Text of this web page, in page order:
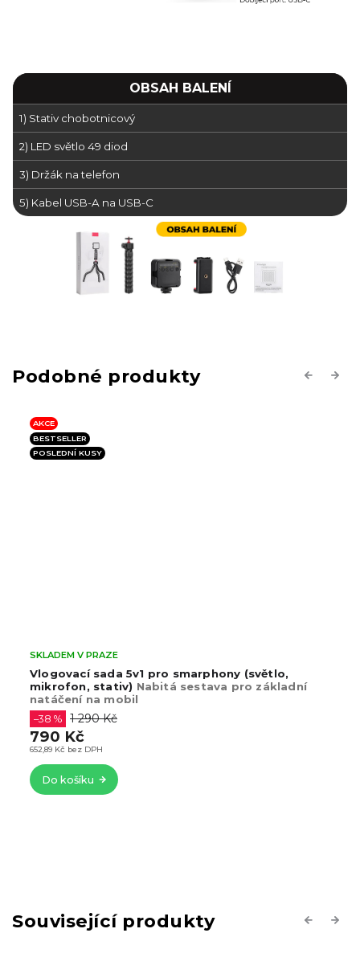
OBSAH BALENÍ
1) Stativ chobotnicový
2) LED světlo 49 diod
3) Držák na telefon
5) Kabel USB-A na USB-C
Previous
AKCE
BESTSELLER
POSLEDNÍ KUSY
Vlogovací sada 5v1 pro smarphony (světlo,
mikrofon, stativ) Nabitá sestava pro základní
natáčení na mobil
SKLADEM V PRAZE
652,89 Kč bez DPH
–38 % 1 290 Kč
790 Kč
Do košíku
Next
Související produkty Previous
Next